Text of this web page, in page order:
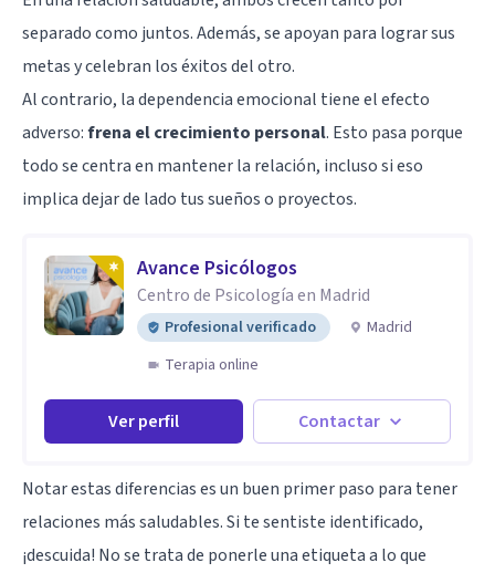
separado como juntos. Además, se apoyan para lograr sus
metas y celebran los éxitos del otro.
Al contrario, la dependencia emocional tiene el efecto
adverso:frena elcrecimiento personal. Esto pasa porque
todo se centra en mantener la relación, incluso si eso
implica dejar de lado tus sueños o proyectos.
Avance Psicólogos
Centro de Psicología en Madrid
Profesional verificado
Madrid
Terapia online
Ver perfil Contactar
Notar estas diferencias es un buen primer paso para tener
relaciones más saludables. Si te sentiste identificado,
¡descuida! No se trata de ponerle una etiqueta a lo que